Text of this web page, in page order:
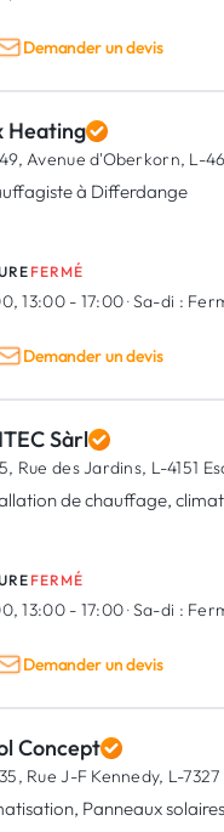
Demander un devis
Heating
49, Avenue d'Oberkorn, L-
à Differdange
FERMÉ
13:00 - 17:00·Sa-di :
Demander un devis
Sàrl
5, Rue des Jardins, L-4151
de chauffage,
FERMÉ
13:00 - 17:00·Sa-di :
Demander un devis
Concept
35, Rue J-F Kennedy, L-
Panneaux